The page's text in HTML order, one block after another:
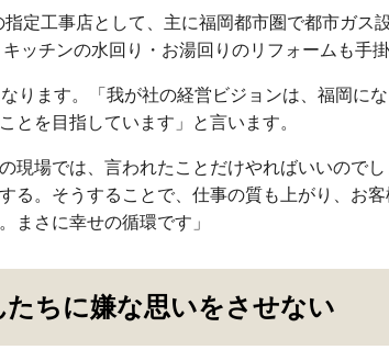
定工事店として、主に福岡都市圏で都市ガス
ッチンの水回り・お湯回りのリフォームも手掛
ります。「我が社の経営ビジョンは、福岡に
とを目指しています」と言います。
現場では、言われたことだけやればいいので
。そうすることで、仕事の質も上がり、お
まさに幸せの循環です」
たちに嫌な思いをさせない